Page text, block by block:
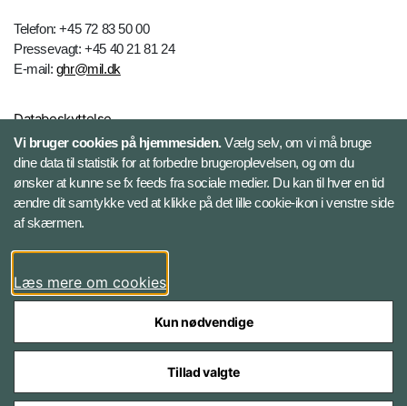
Telefon: +45 72 83 50 00
Pressevagt: +45 40 21 81 24
E-mail: ghr@mil.dk
Databeskyttelse
Følg Gardehusarregimentet
Facebook
Instagram
Styrelser og myndigheder under Forsvarsministeriet
Vi bruger cookies på hjemmesiden.Vælg selv, om vi må bruge
dine data til statistik for at forbedre brugeroplevelsen, og om du
ønsker at kunne se fx feeds fra sociale medier. Du kan til hver en tid
ændre dit samtykke ved at klikke på det lille cookie-ikon i venstre side
af skærmen.
Læs mere om cookies
Kun nødvendige
Tillad valgte